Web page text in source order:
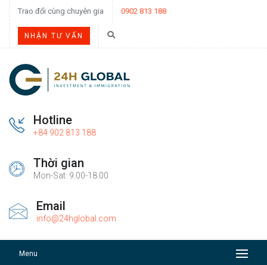
Trao đổi cùng chuyên gia 0902 813 188
NHẬN TƯ VẤN
Hotline
+84 902 813 188
Thời gian
Mon-Sat: 9.00-18.00
Email
info@24hglobal.com
Menu